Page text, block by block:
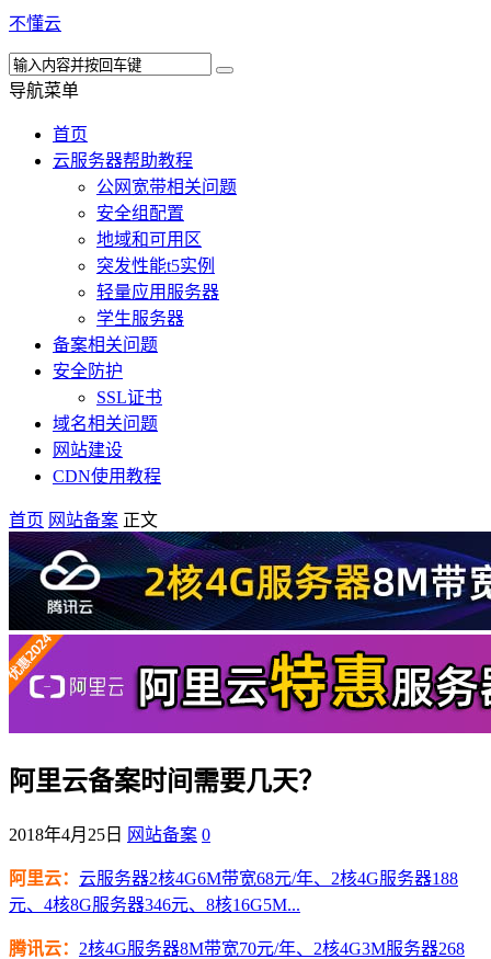
不懂云
导航菜单
首页
云服务器帮助教程
公网宽带相关问题
安全组配置
地域和可用区
突发性能t5实例
轻量应用服务器
学生服务器
备案相关问题
安全防护
SSL证书
域名相关问题
网站建设
CDN使用教程
首页 网站备案 正文
阿里云备案时间需要几天？
2018年4月25日 网站备案 0
阿里云： 云服务器2核4G6M带宽68元/年、2核4G服务器188
元、4核8G服务器346元、8核16G5M...
腾讯云： 2核4G服务器8M带宽70元/年、2核4G3M服务器268